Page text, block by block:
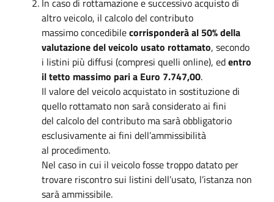
altro veicolo, il calcolo del contributo
massimo concedibilecorrisponderà al 50% della
valutazione del veicolo usato rottamato, secondo
i listini più diffusi (compresi quelli online), edentro
il tetto massimo pari a Euro 7.747,00.
Il valore del veicolo acquistato in sostituzione di
quello rottamato non sarà considerato ai fini
del calcolo del contributo ma sarà obbligatorio
esclusivamente ai fini dell’ammissibilità
al procedimento.
Nel caso in cui il veicolo fosse troppo datato per
trovare riscontro sui listini dell’usato, l’istanza non
sarà ammissibile.